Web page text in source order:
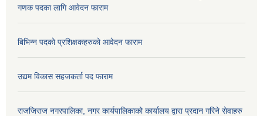
गणक पदका लागि आवेदन फाराम
बिभिन्न पदको प्रशिक्षकहरुको आवेदन फाराम
उद्यम विकास सहजकर्ता पद फाराम
राजजिराज नगरपालिका, नगर कार्यपालिकाको कार्यालय द्वारा प्रदान गरिने सेवाहरु